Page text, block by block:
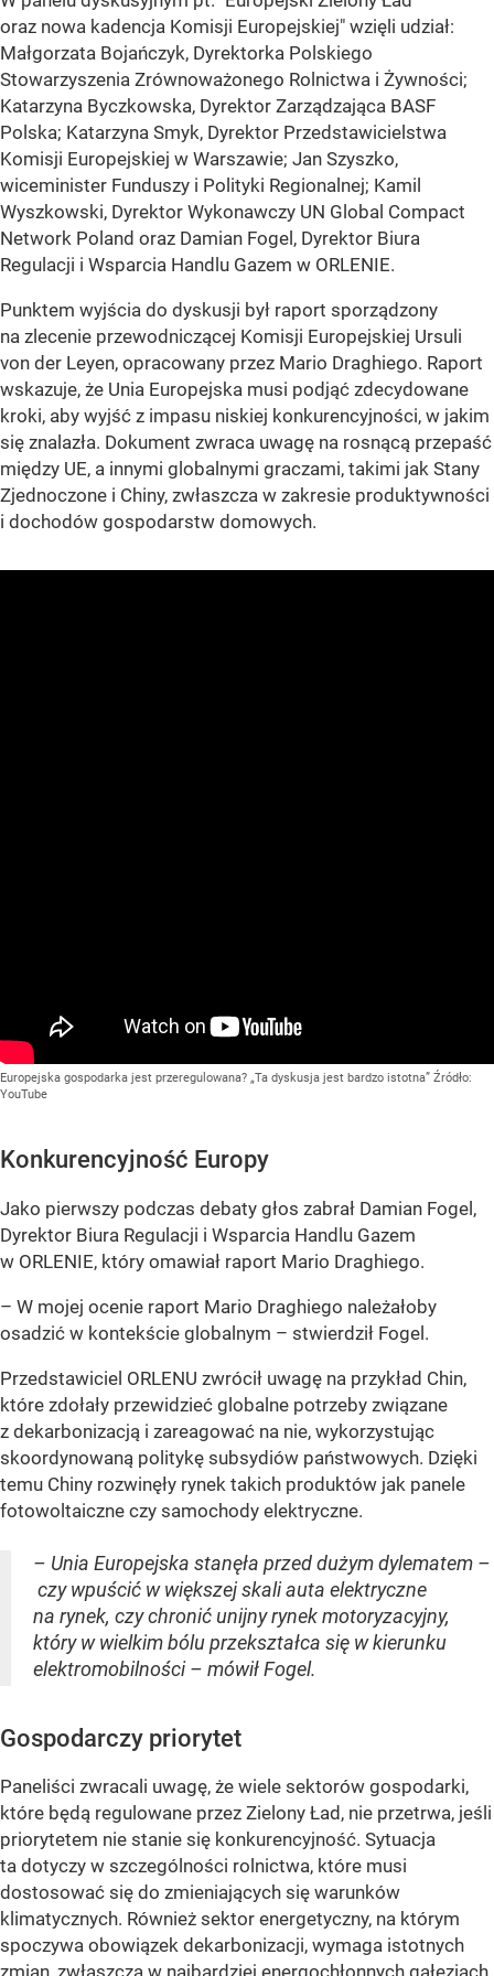
oraz nowa kadencja Komisji Europejskiej" wzięli udział:
Małgorzata Bojańczyk, Dyrektorka Polskiego
Stowarzyszenia Zrównoważonego Rolnictwa i Żywności;
Katarzyna Byczkowska, Dyrektor Zarządzająca BASF
Polska; Katarzyna Smyk, Dyrektor Przedstawicielstwa
Komisji Europejskiej w Warszawie; Jan Szyszko,
wiceminister Funduszy i Polityki Regionalnej; Kamil
Wyszkowski, Dyrektor Wykonawczy UN Global Compact
Network Poland oraz Damian Fogel, Dyrektor Biura
Regulacji i Wsparcia Handlu Gazem w ORLENIE.
Punktem wyjścia do dyskusji był raport sporządzony
na zlecenie przewodniczącej Komisji Europejskiej Ursuli
von der Leyen, opracowany przez Mario Draghiego. Raport
wskazuje, że Unia Europejska musi podjąć zdecydowane
kroki, aby wyjść z impasu niskiej konkurencyjności, w jakim
się znalazła. Dokument zwraca uwagę na rosnącą przepaść
między UE, a innymi globalnymi graczami, takimi jak Stany
Zjednoczone i Chiny, zwłaszcza w zakresie produktywności
i dochodów gospodarstw domowych.
Europejska gospodarka jest przeregulowana? „Ta dyskusja jest bardzo istotna” Źródło:
YouTube
Konkurencyjność Europy
Jako pierwszy podczas debaty głos zabrał Damian Fogel,
Dyrektor Biura Regulacji i Wsparcia Handlu Gazem
w ORLENIE, który omawiał raport Mario Draghiego.
– W mojej ocenie raport Mario Draghiego należałoby
osadzić w kontekście globalnym – stwierdził Fogel.
Przedstawiciel ORLENU zwrócił uwagę na przykład Chin,
które zdołały przewidzieć globalne potrzeby związane
z dekarbonizacją i zareagować na nie, wykorzystując
skoordynowaną politykę subsydiów państwowych. Dzięki
temu Chiny rozwinęły rynek takich produktów jak panele
fotowoltaiczne czy samochody elektryczne.
– Unia Europejska stanęła przed dużym dylematem –
czy wpuścić w większej skali auta elektryczne
na rynek, czy chronić unijny rynek motoryzacyjny,
który w wielkim bólu przekształca się w kierunku
elektromobilności – mówił Fogel.
Gospodarczy priorytet
Paneliści zwracali uwagę, że wiele sektorów gospodarki,
które będą regulowane przez Zielony Ład, nie przetrwa, jeśli
priorytetem nie stanie się konkurencyjność. Sytuacja
ta dotyczy w szczególności rolnictwa, które musi
dostosować się do zmieniających się warunków
klimatycznych. Również sektor energetyczny, na którym
spoczywa obowiązek dekarbonizacji, wymaga istotnych